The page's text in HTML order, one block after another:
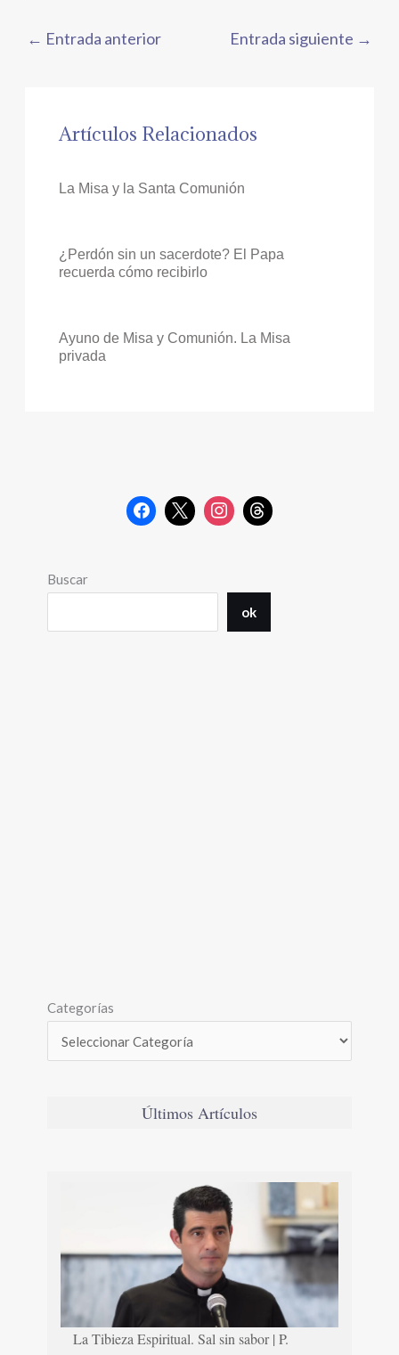
← Entrada anterior Entrada siguiente →
Artículos Relacionados
La Misa y la Santa Comunión
¿Perdón sin un sacerdote? El Papa
recuerda cómo recibirlo
Ayuno de Misa y Comunión. La Misa
privada
Buscar
ok
Categorías
Últimos Artículos
La Tibieza Espiritual. Sal sin sabor | P.